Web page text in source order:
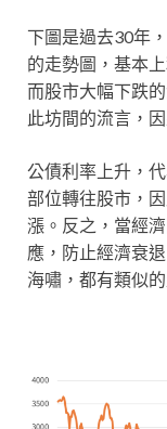
下圖是過去30年
的走勢圖，基本
而股市大幅下跌
此坊間的流言，
公債利率上升，
部位轉往股市，
漲。反之，當經
應，防止經濟衰
海嘯，都有類似的